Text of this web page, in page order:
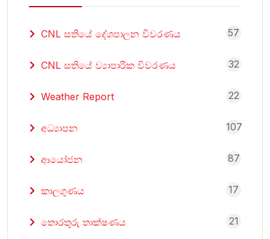
CNL සතියේ දේශපාලන විවරණය 57
CNL සතියේ ව්‍යාපාරික විවරණය 32
Weather Report 22
අධ්‍යාපන 107
ආයෝජන 87
කාලගුණය 17
තොරතුරු තාක්ෂණය 21